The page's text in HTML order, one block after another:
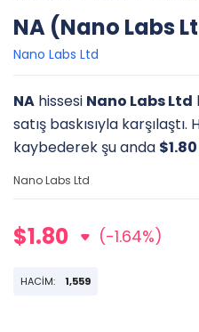
NA (Nano Labs
Nano Labs Ltd
NA hissesi Nano Labs Ltd
satış baskısıyla karşılaştı.
kaybederek şu anda $1.80
Nano Labs Ltd
$1.80 (-1.64%)
HACİM: 1,559